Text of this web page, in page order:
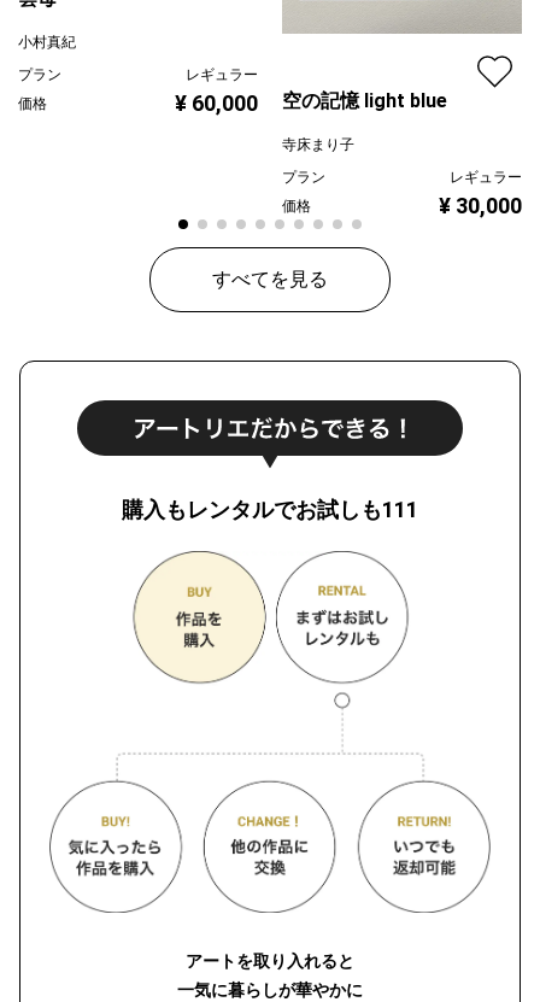
小村真紀
プラン
レギュラー
価格
¥ 60,000 空の記憶 light blue
寺床まり子
プラン
レギュラー
価格
¥ 30,000
すべてを見る
購入もレンタルでお試しも111
アートを取り入れると
一気に暮らしが華やかに